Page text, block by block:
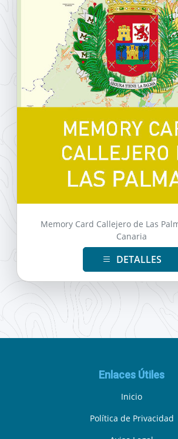
Memory Card Callejero de Las
Canaria
DETALLES
Enlaces Útiles
Inicio
Política de Privacidad